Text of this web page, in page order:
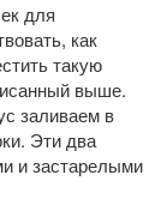
для
как
такую
выше.
заливаем в
Эти два
и застарелыми